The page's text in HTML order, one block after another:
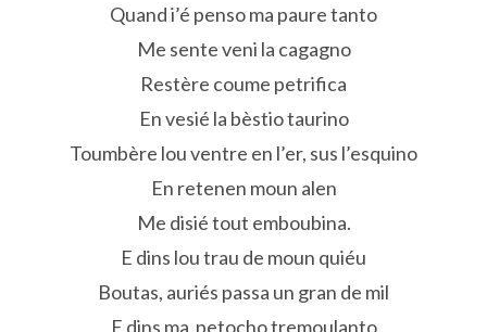
Quand i’é penso ma paure tanto
Me sente veni la cagagno
Restère coume petrifica
En vesié la bèstio taurino
Toumbère lou ventre en l’er, sus l’esquino
En retenen moun alen
Me disié tout emboubina.
E dins lou trau de moun quiéu
Boutas, auriés passa un gran de mil
E dins ma petocho tremoulanto